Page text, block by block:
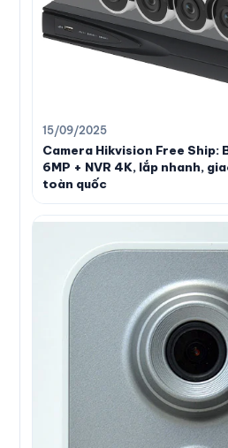
15/09/2025
Camera Hikvision Free Ship:
6MP + NVR 4K, lắp nhanh,
toàn quốc